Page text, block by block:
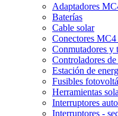
Adaptadores
Baterías
Cable solar
Conectores MC4
Conmutadores y
Controladores
Estación de
Fusibles
Herramientas
Interruptores
Interruptores -